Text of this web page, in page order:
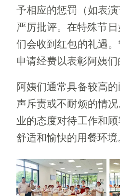
予相应的惩罚（如表
严厉批评。在特殊节
们会收到红包的礼遇
申请经费以表彰阿姨们
阿姨们通常具备较高
声斥责或不耐烦的情
业的态度对待工作和
舒适和愉快的用餐环境